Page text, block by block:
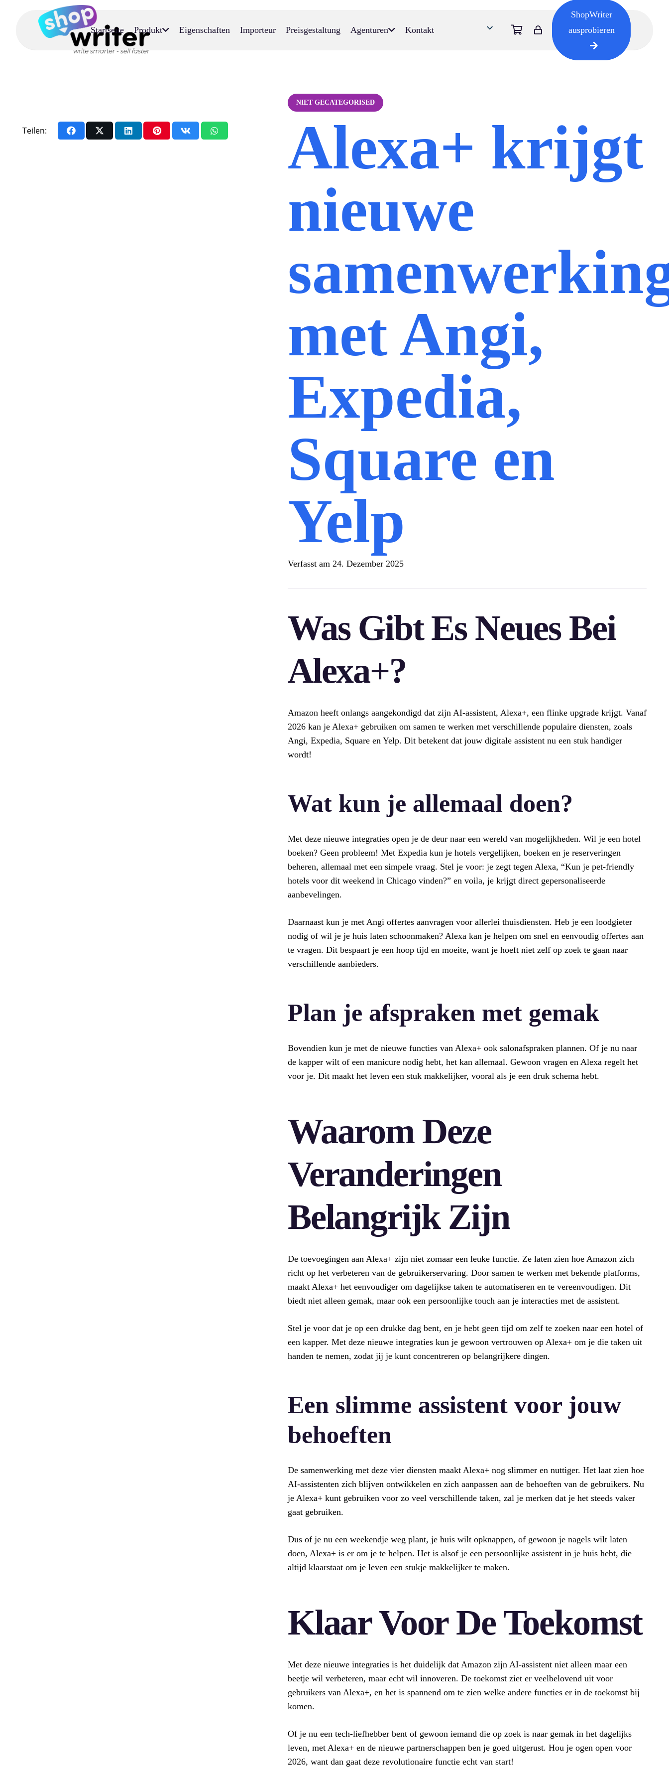
Startseite Produkt Eigenschaften Importeur Preisgestaltung Agenturen Kontakt
ShopWriter
ausprobieren
Teilen:
NIET GECATEGORISED
Alexa+ krijgt
nieuwe
met Angi,
Expedia,
Square en
Yelp
Verfasst am 24. Dezember 2025
Was Gibt Es Neues Bei
Alexa+?
Amazon heeft onlangs aangekondigd dat zijn AI-assistent, Alexa+, een flinke upgrade krijgt. Vanaf
2026 kan je Alexa+ gebruiken om samen te werken met verschillende populaire diensten, zoals
Angi, Expedia, Square en Yelp. Dit betekent dat jouw digitale assistent nu een stuk handiger
wordt!
Wat kun je allemaal doen?
Met deze nieuwe integraties open je de deur naar een wereld van mogelijkheden. Wil je een hotel
boeken? Geen probleem! Met Expedia kun je hotels vergelijken, boeken en je reserveringen
beheren, allemaal met een simpele vraag. Stel je voor: je zegt tegen Alexa, “Kun je pet-friendly
hotels voor dit weekend in Chicago vinden?” en voila, je krijgt direct gepersonaliseerde
aanbevelingen.
Daarnaast kun je met Angi offertes aanvragen voor allerlei thuisdiensten. Heb je een loodgieter
nodig of wil je je huis laten schoonmaken? Alexa kan je helpen om snel en eenvoudig offertes aan
te vragen. Dit bespaart je een hoop tijd en moeite, want je hoeft niet zelf op zoek te gaan naar
verschillende aanbieders.
Plan je afspraken met gemak
Bovendien kun je met de nieuwe functies van Alexa+ ook salonafspraken plannen. Of je nu naar
de kapper wilt of een manicure nodig hebt, het kan allemaal. Gewoon vragen en Alexa regelt het
voor je. Dit maakt het leven een stuk makkelijker, vooral als je een druk schema hebt.
Waarom Deze
Veranderingen
Belangrijk Zijn
De toevoegingen aan Alexa+ zijn niet zomaar een leuke functie. Ze laten zien hoe Amazon zich
richt op het verbeteren van de gebruikerservaring. Door samen te werken met bekende platforms,
maakt Alexa+ het eenvoudiger om dagelijkse taken te automatiseren en te vereenvoudigen. Dit
biedt niet alleen gemak, maar ook een persoonlijke touch aan je interacties met de assistent.
Stel je voor dat je op een drukke dag bent, en je hebt geen tijd om zelf te zoeken naar een hotel of
een kapper. Met deze nieuwe integraties kun je gewoon vertrouwen op Alexa+ om je die taken uit
handen te nemen, zodat jij je kunt concentreren op belangrijkere dingen.
Een slimme assistent voor jouw
behoeften
De samenwerking met deze vier diensten maakt Alexa+ nog slimmer en nuttiger. Het laat zien hoe
AI-assistenten zich blijven ontwikkelen en zich aanpassen aan de behoeften van de gebruikers. Nu
je Alexa+ kunt gebruiken voor zo veel verschillende taken, zal je merken dat je het steeds vaker
gaat gebruiken.
Dus of je nu een weekendje weg plant, je huis wilt opknappen, of gewoon je nagels wilt laten
doen, Alexa+ is er om je te helpen. Het is alsof je een persoonlijke assistent in je huis hebt, die
altijd klaarstaat om je leven een stukje makkelijker te maken.
Klaar Voor De Toekomst
Met deze nieuwe integraties is het duidelijk dat Amazon zijn AI-assistent niet alleen maar een
beetje wil verbeteren, maar echt wil innoveren. De toekomst ziet er veelbelovend uit voor
gebruikers van Alexa+, en het is spannend om te zien welke andere functies er in de toekomst bij
komen.
Of je nu een tech-liefhebber bent of gewoon iemand die op zoek is naar gemak in het dagelijks
leven, met Alexa+ en de nieuwe partnerschappen ben je goed uitgerust. Hou je ogen open voor
2026, want dan gaat deze revolutionaire functie echt van start!